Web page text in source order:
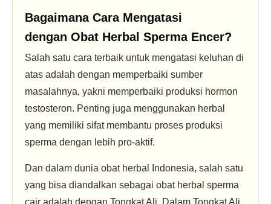
Bagaimana Cara Mengatasi
dengan Obat Herbal Sperma Encer?
Salah satu cara terbaik untuk mengatasi keluhan di
atas adalah dengan memperbaiki sumber
masalahnya, yakni memperbaiki produksi hormon
testosteron. Penting juga menggunakan herbal
yang memiliki sifat membantu proses produksi
sperma dengan lebih pro-aktif.
Dan dalam dunia obat herbal Indonesia, salah satu
yang bisa diandalkan sebagai obat herbal sperma
cair adalah dengan Tongkat Ali. Dalam Tongkat Ali